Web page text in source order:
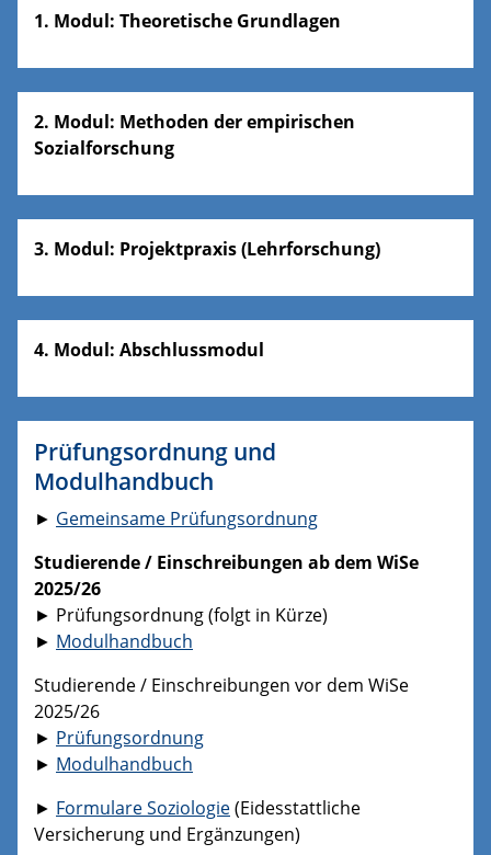
1. Modul: Theoretische Grundlagen
2. Modul: Methoden der empirischen
Sozialforschung
3. Modul: Projektpraxis (Lehrforschung)
4. Modul: Abschlussmodul
Prüfungsordnung und
Modulhandbuch
► Gemeinsame Prüfungsordnung
Studierende / Einschreibungen ab dem WiSe
2025/26
► Prüfungsordnung (folgt in Kürze)
► Modulhandbuch
Studierende / Einschreibungen vor dem WiSe
2025/26
► Prüfungsordnung
► Modulhandbuch
► Formulare Soziologie(Eidesstattliche
Versicherung und Ergänzungen)